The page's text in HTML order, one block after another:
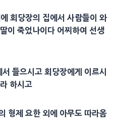
회당장의 집에서 사람들이 와
이 죽었나이다 어찌하여 선생
들으시고 회당장에게 이르시
하시고
형제 요한 외에 아무도 따라옴